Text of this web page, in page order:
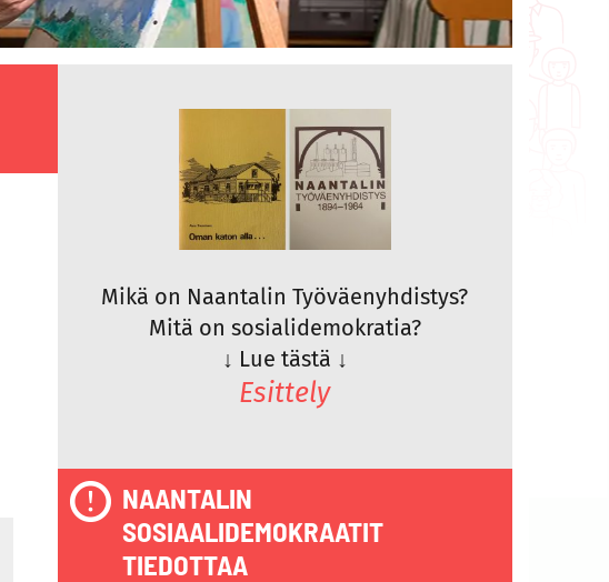
Mikä on Naantalin Työväenyhdistys?
Mitä on sosialidemokratia?
↓ Lue tästä ↓
Esittely
NAANTALIN
SOSIAALIDEMOKRAATIT
TIEDOTTAA